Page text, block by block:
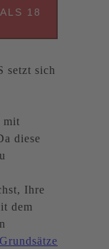
18
setzt sich
mit
diese
Ihre
dem